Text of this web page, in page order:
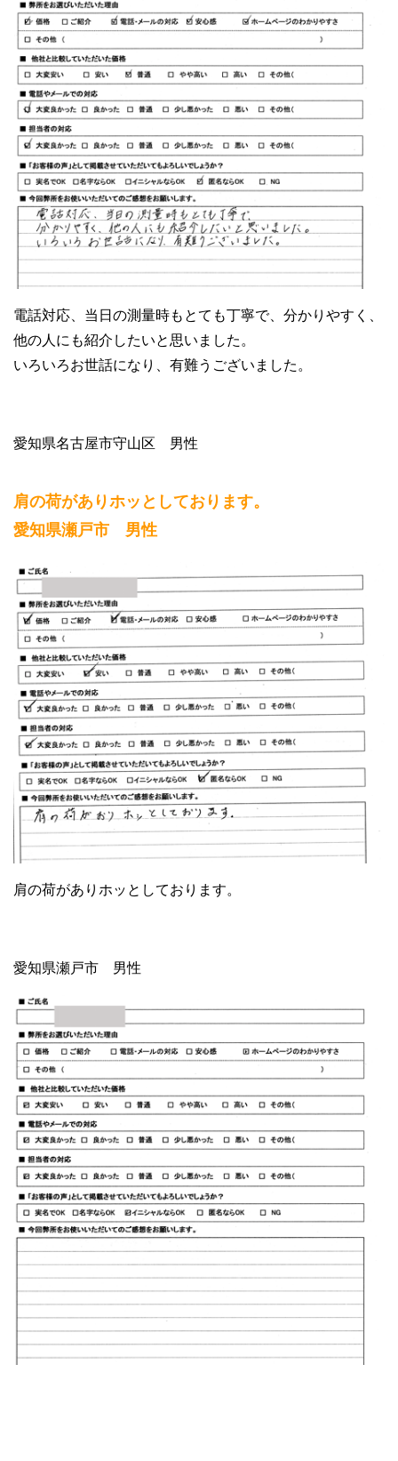
電話対応、当日の測量時もとても丁寧で、分かりやすく、
他の人にも紹介したいと思いました。
いろいろお世話になり、有難うございました。
愛知県名古屋市守山区 男性
肩の荷がありホッとしております。
愛知県瀬戸市 男性
肩の荷がありホッとしております。
愛知県瀬戸市 男性